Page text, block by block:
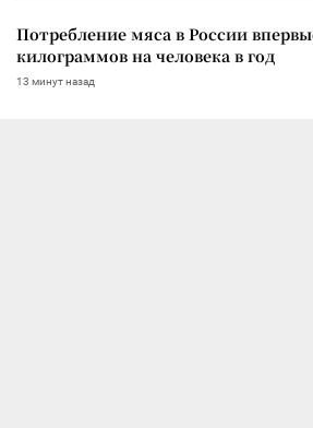
Потребление мяса в России
килограммов на человека в год
13 минут назад